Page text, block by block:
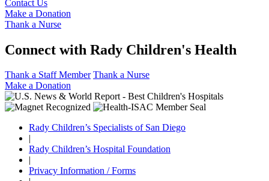
Contact Us
Make a Donation
Thank a Nurse
Connect with Rady Children's Health
Thank a Staff Member Thank a Nurse
Make a Donation
Rady Children’s Specialists of San Diego
Rady Children’s Hospital Foundation
Privacy Information / Forms